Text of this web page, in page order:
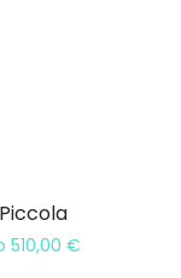
510,00 €